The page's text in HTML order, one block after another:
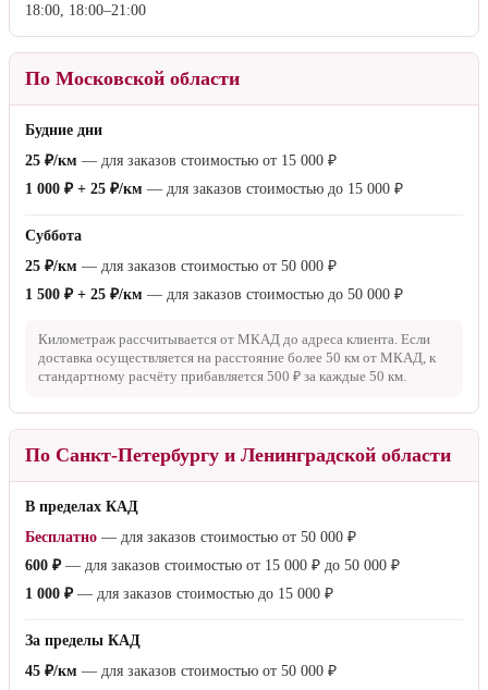
18:00, 18:00–21:00
По Московской области
Будние дни
25 ₽/км — для заказов стоимостью от 15 000 ₽
1 000 ₽ + 25 ₽/км — для заказов стоимостью до 15 000 ₽
Суббота
25 ₽/км — для заказов стоимостью от 50 000 ₽
1 500 ₽ + 25 ₽/км — для заказов стоимостью до 50 000 ₽
Километраж рассчитывается от МКАД до адреса клиента. Если
доставка осуществляется на расстояние более 50 км от МКАД, к
стандартному расчёту прибавляется 500 ₽ за каждые 50 км
По Санкт-Петербургу и Ленинградской области
В пределах КАД
Бесплатно — для заказов стоимостью от 50 000 ₽
600 ₽— для заказов стоимостью от 15 000 ₽ до 50 000 ₽
1 000 ₽— для заказов стоимостью до 15 000 ₽
За пределы КАД
45 ₽/км — для заказов стоимостью от 50 000 ₽